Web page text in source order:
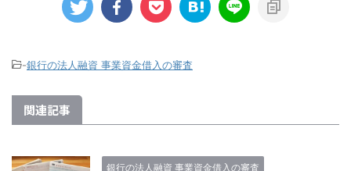
-銀行の法人融資 事業資金借入の審査
関連記事
銀行の法人融資 事業資金借入の審査